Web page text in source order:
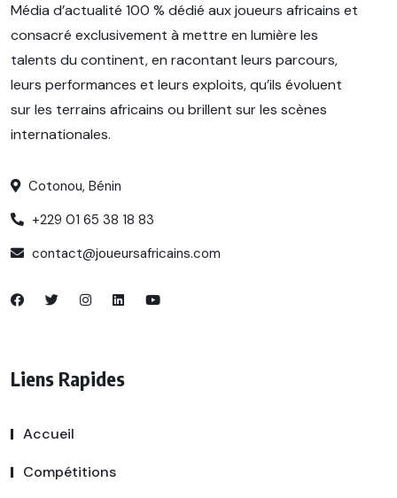
Média d’actualité 100 % dédié aux joueurs africains et
consacré exclusivement à mettre en lumière les
talents du continent, en racontant leurs parcours,
leurs performances et leurs exploits, qu’ils évoluent
sur les terrains africains ou brillent sur les scènes
internationales.
Cotonou, Bénin
+229 01 65 38 18 83
contact@joueursafricains.com
Liens Rapides
Accueil
Compétitions